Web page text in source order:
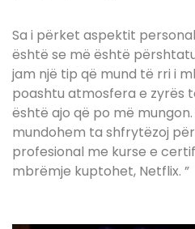
Sa i përket aspektit
është se më është
jam një tip që mund të rri i
poashtu atmosfera e zyrës
është ajo që po më mungon.
mundohem ta shfrytëzoj
profesional me kurse e
mbrëmje kuptohet, Netflix. ”